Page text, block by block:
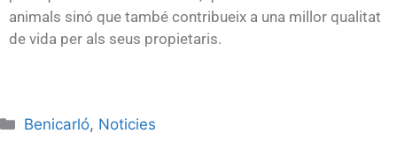
animals sinó que també contribueix a una millor qualitat
de vida per als seus propietaris.
Benicarló, Noticies